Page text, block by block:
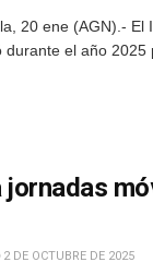
20 ene (AGN).-
durante el año
jornadas
2 DE OCTUBRE DE 2025